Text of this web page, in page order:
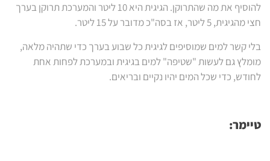
להוסיף את מה שהתרוקן. הגיגית היא 10 ליטר והמערכת תרוקן בערך
חצי מהגיגית, 5 ליטר, אז בסה"כ מדובר על 15 ליטר.
בלי קשר למים שמוסיפים לגיגית כל שבוע בערך כדי שתהיה מלאה,
מומלץ גם לעשות "שטיפה" למים בגיגית ובמערכת לפחות אחת
לחודש, כדי שכל המים יהיו נקיים ובריאים.
טיימר: